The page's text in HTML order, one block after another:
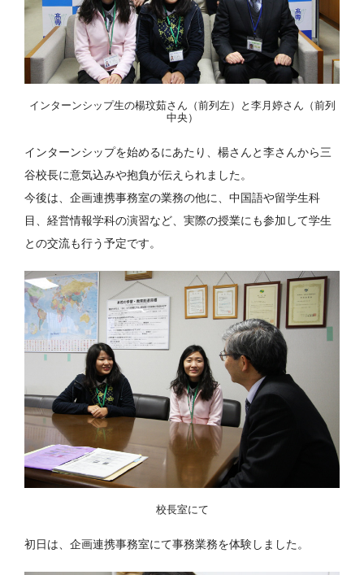
インターンシップ生の楊玟茹さん（前列左）と李月婷さん（前列
中央）
インターンシップを始めるにあたり、楊さんと李さんから三
谷校長に意気込みや抱負が伝えられました。
今後は、企画連携事務室の業務の他に、中国語や留学生科
目、経営情報学科の演習など、実際の授業にも参加して学生
との交流も行う予定です。
校長室にて
初日は、企画連携事務室にて事務業務を体験しました。